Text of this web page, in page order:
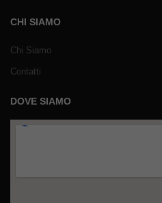
CHI SIAMO
Chi Siamo
Contatti
DOVE SIAMO